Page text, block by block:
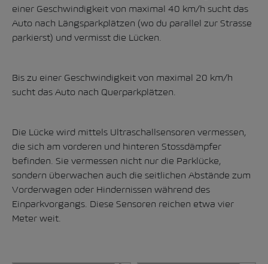
einer Geschwindigkeit von maximal 40 km/h sucht das
Auto nach Längsparkplätzen (wo du parallel zur Strasse
parkierst) und vermisst die Lücken.
Bis zu einer Geschwindigkeit von maximal 20 km/h
sucht das Auto nach Querparkplätzen.
Die Lücke wird mittels Ultraschallsensoren vermessen,
die sich am vorderen und hinteren Stossdämpfer
befinden. Sie vermessen nicht nur die Parklücke,
sondern überwachen auch die seitlichen Abstände zum
Vorderwagen oder Hindernissen während des
Einparkvorgangs. Diese Sensoren reichen etwa vier
Meter weit.